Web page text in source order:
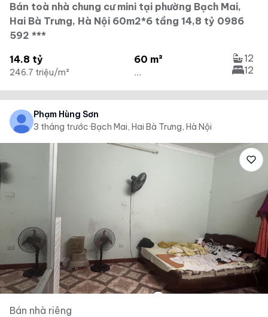
Bán toà nhà chung cư mini tại phường Bạch Mai,
Hai Bà Trưng, Hà Nội 60m2*6 tầng 14,8 tỷ 0986
592 ***
14.8 tỷ
246.7 triệu/m²
60 m²
...
12
12
Phạm Hùng Sơn
3 tháng trước·Bạch Mai, Hai Bà Trưng, Hà Nội
Bán nhà riêng